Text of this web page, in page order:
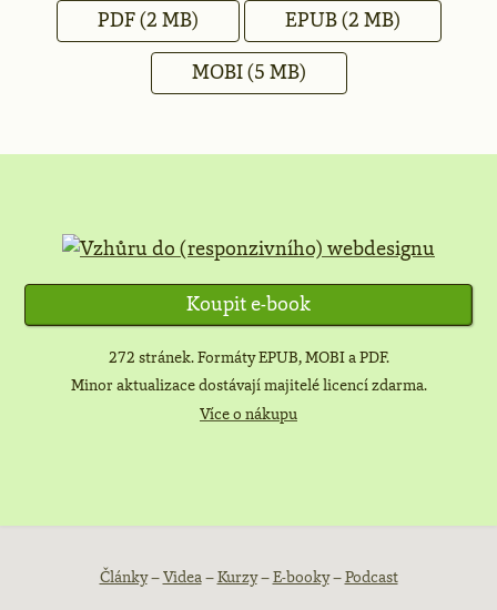
PDF(2 MB) EPUB(2 MB)
MOBI(5 MB)
Koupit e-book
272 stránek. Formáty EPUB, MOBI a PDF.
Minor aktualizace dostávají majitelé licencí zdarma.
Více o nákupu
Patička
Články–Videa –Kurzy–E-booky–Podcast